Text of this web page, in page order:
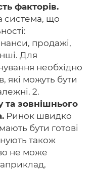
факторів.
система, що
продажі,
Для
необхідно
які можуть бути
2.
та зовнішнього
Ринок швидко
бути готові
також
не може